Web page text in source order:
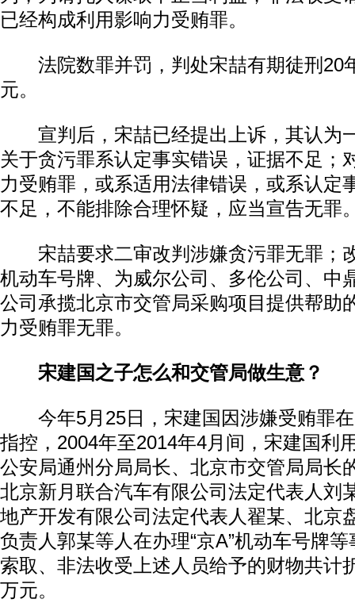
已经构成利用影响力受贿罪。
法院数罪并罚，判处宋喆有期徒刑20
元。
宣判后，宋喆已经提出上诉，其认为
关于贪污罪系认定事实错误，证据不足；
力受贿罪，或系适用法律错误，或系认定
不足，不能排除合理怀疑，应当宣告无罪
宋喆要求二审改判涉嫌贪污罪无罪；
机动车号牌、为威尔公司、多伦公司、中
公司承揽北京市交管局采购项目提供帮助
力受贿罪无罪。
宋建国之子怎么和交管局做生意？
今年5月25日，宋建国因涉嫌受贿罪在
指控，2004年至2014年4月间，宋建国利
公安局通州分局局长、北京市交管局局长
北京新月联合汽车有限公司法定代表人刘
地产开发有限公司法定代表人翟某、北京
负责人郭某等人在办理“京A”机动车号牌
索取、非法收受上述人员给予的财物共计
万元。